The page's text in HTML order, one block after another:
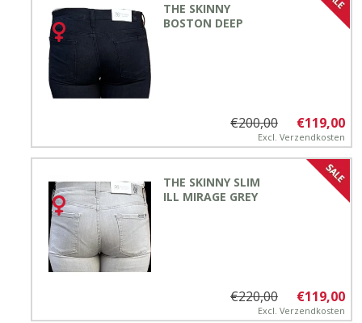
THE SKINNY
BOSTON DEEP
€119,00
€200,00
Excl. Verzendkosten
THE SKINNY SLIM
ILL MIRAGE GREY
€119,00
€220,00
Excl. Verzendkosten